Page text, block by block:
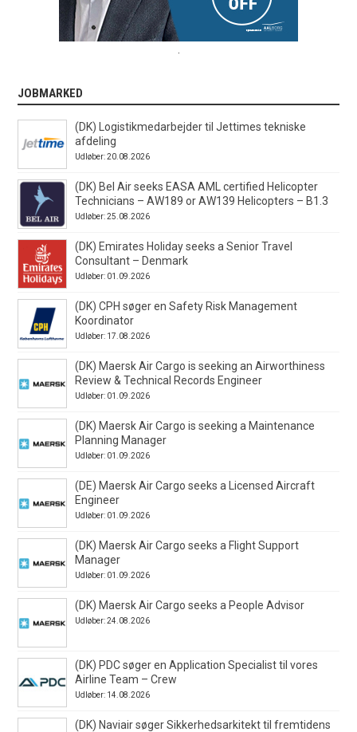
JOBMARKED
(DK) Logistikmedarbejder til Jettimes tekniske
afdeling
Udløber: 20.08.2026
(DK) Bel Air seeks EASA AML certified Helicopter
Technicians – AW189 or AW139 Helicopters – B1.3
Udløber: 25.08.2026
(DK) Emirates Holiday seeks a Senior Travel
Consultant – Denmark
Udløber: 01.09.2026
(DK) CPH søger en Safety Risk Management
Koordinator
Udløber: 17.08.2026
(DK) Maersk Air Cargo is seeking an Airworthiness
Review & Technical Records Engineer
Udløber: 01.09.2026
(DK) Maersk Air Cargo is seeking a Maintenance
Planning Manager
Udløber: 01.09.2026
(DE) Maersk Air Cargo seeks a Licensed Aircraft
Engineer
Udløber: 01.09.2026
(DK) Maersk Air Cargo seeks a Flight Support
Manager
Udløber: 01.09.2026
(DK) Maersk Air Cargo seeks a People Advisor
Udløber: 24.08.2026
(DK) PDC søger en Application Specialist til vores
Airline Team – Crew
Udløber: 14.08.2026
(DK) Naviair søger Sikkerhedsarkitekt til fremtidens